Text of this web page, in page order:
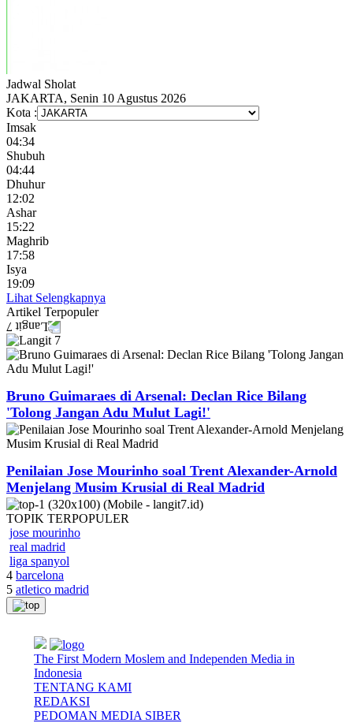
Jadwal Sholat
JAKARTA, Senin 10 Agustus 2026
Kota :
Imsak
04:34
Shubuh
04:44
Dhuhur
12:02
Ashar
15:22
Maghrib
17:58
Isya
19:09
Lihat Selengkapnya
Artikel Terpopuler
Bruno Guimaraes di Arsenal: Declan Rice Bilang
'Tolong Jangan Adu Mulut Lagi!'
Penilaian Jose Mourinho soal Trent Alexander-Arnold
Menjelang Musim Krusial di Real Madrid
TOPIK TERPOPULER
jose mourinho
real madrid
liga spanyol
4 barcelona
5 atletico madrid
The First Modern Moslem and Independen Media in
Indonesia
TENTANG KAMI
REDAKSI
PEDOMAN MEDIA SIBER